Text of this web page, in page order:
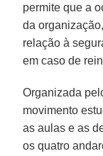
permite que a
da
relação à
em caso de
Organizada
movimento
as aulas e as
os quatro